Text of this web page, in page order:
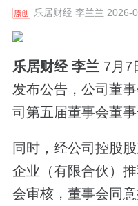
乐居财经李兰兰 2026-
乐居财经 李兰 7月7
发布公告，公司董
司第五届董事会董事
同时，经公司控股
企业（有限合伙）
会审核，董事会同